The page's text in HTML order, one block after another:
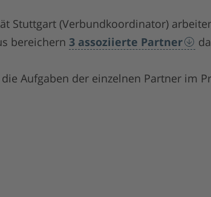
Stuttgart (Verbundkoordinator)
bereichern 3 assoziierte Partner
Aufgaben der einzelnen Partner im